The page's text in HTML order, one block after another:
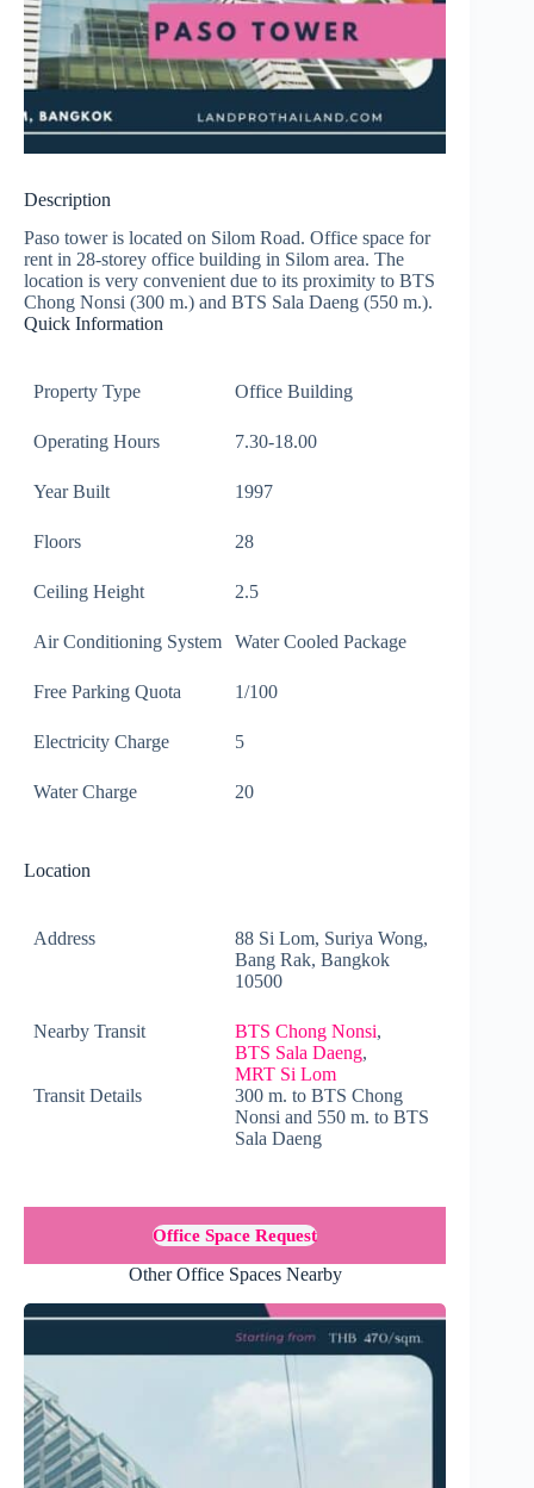
Description
Paso tower is located on Silom Road. Office space for
rent in 28-storey office building in Silom area. The
location is very convenient due to its proximity to BTS
Chong Nonsi (300 m.) and BTS Sala Daeng (550 m.).
Quick Information
Property Type Office Building
Operating Hours 7.30-18.00
Year Built 1997
Floors 28
Ceiling Height 2.5
Air Conditioning System Water Cooled Package
Free Parking Quota 1/100
Electricity Charge 5
Water Charge 20
Location
Address
88 Si Lom, Suriya Wong,
Bang Rak, Bangkok
10500
Nearby Transit BTS Chong Nonsi,
BTS Sala Daeng,
MRT Si Lom
Transit Details
300 m. to BTS Chong
Nonsi and 550 m. to BTS
Sala Daeng
Office Space Request
Other Office Spaces Nearby